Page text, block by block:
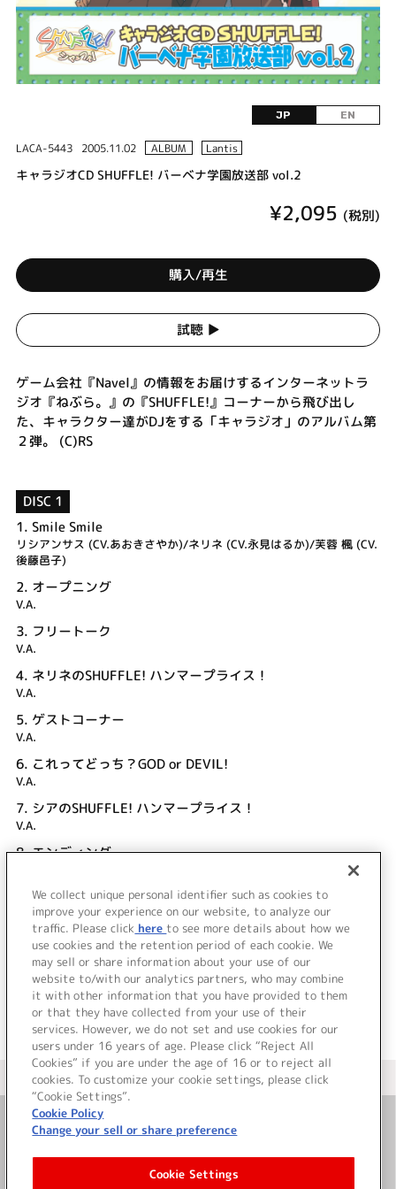
JP EN
LACA-5443 2005.11.02 ALBUM Lantis
キャラジオCD SHUFFLE! バーベナ学園放送部 vol.2
¥2,095 (税別)
購入/再生
試聴 ▶︎
ゲーム会社『Navel』の情報をお届けするインターネットラ
ジオ『ねぶら。』の『SHUFFLE!』コーナーから飛び出し
た、キャラクター達がDJをする「キャラジオ」のアルバム第
２弾。 (C)RS
DISC 1
1. Smile Smile
リシアンサス (CV.あおきさやか)/ネリネ (CV.永見はるか)/芙蓉 楓 (CV.
後藤邑子)
2. オープニング
V.A.
3. フリートーク
V.A.
4. ネリネのSHUFFLE! ハンマープライス！
V.A.
5. ゲストコーナー
V.A.
6. これってどっち？GOD or DEVIL!
V.A.
7. シアのSHUFFLE! ハンマープライス！
V.A.
8.エンディング
おまけ・キャストフリートーク
V.A.
＜ BACK
＜ カタログサイト トップページへ
お問い合わせ
サイト利用について
We collect unique personal identifier such as cookies to
improve your experience on our website, to analyze our
traffic. Please click here to see more details about how we
use cookies and the retention period of each cookie. We
may sell or share information about your use of our
website to/with our analytics partners, who may combine
it with other information that you have provided to them
or that they have collected from your use of their
services. However, we do not set and use cookies for our
users under 16 years of age. Please click “Reject All
Cookies” if you are under the age of 16 or to reject all
cookies. To customize your cookie settings, please click
“Cookie Settings”.
Cookie Policy
Change your sell or share preference
Cookie Settings